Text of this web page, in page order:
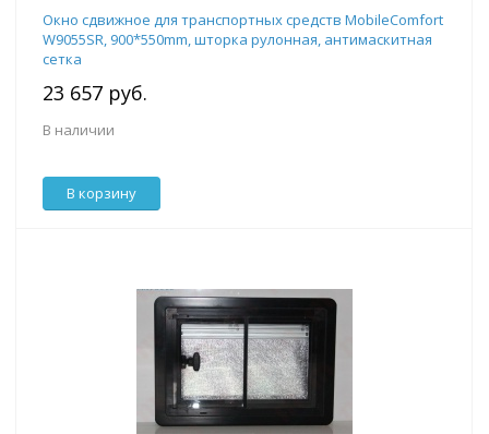
Окно сдвижное для транспортных средств MobileComfort
W9055SR, 900*550mm, шторка рулонная, антимаскитная
сетка
23 657 руб.
В наличии
В корзину